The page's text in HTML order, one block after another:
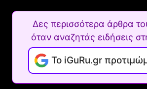
Δες περισσότερα άρθρα
όταν αναζητάς ειδήσεις
Το iGuRu.gr